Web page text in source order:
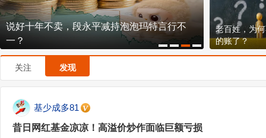
说好十年不卖，段永平减持泡泡玛特言行不
一？
150.8元！
不贵？
老百姓，为
的账了？
关注 发现
基少成多81
昔日网红基金凉凉！高溢价炒作面临巨额亏损